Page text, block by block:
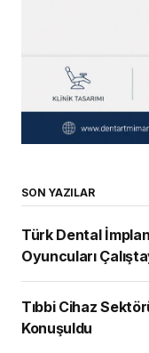
SON YAZILAR
Türk Dental
Oyuncuları
Tıbbi Cihaz
Konuşuldu